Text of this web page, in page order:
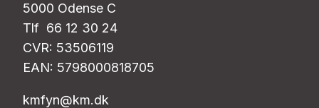
5000 Odense C
Tlf 66 12 30 24
CVR: 53506119
EAN: 5798000818705
kmfyn@km.dk